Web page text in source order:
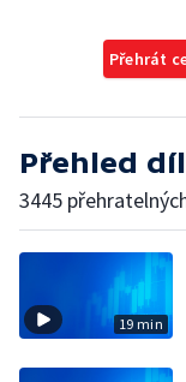
Přehrát
Přehled
3445
19 min